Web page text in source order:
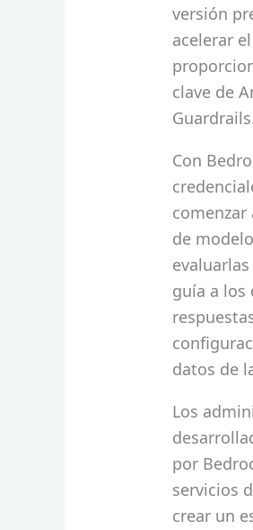
versión
acelerar
clave de
Con
de
guía a los
datos de
Los
por
servicios
crear un